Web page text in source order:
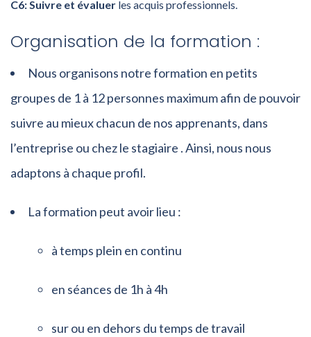
C6: Suivre et évaluer les acquis professionnels.
Organisation de la formation :
Nous organisons notre formation en petits
groupes de 1 à 12 personnes maximum afin de pouvoir
suivre au mieux chacun de nos apprenants, dans
l’entreprise ou chez le stagiaire . Ainsi, nous nous
adaptons à chaque profil.
La formation peut avoir lieu :
à temps plein en continu
en séances de 1h à 4h
sur ou en dehors du temps de travail